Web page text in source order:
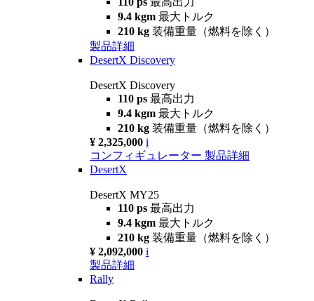
9.4 kgm 最大トルク
210 kg 装備重量（燃料を除く）
製品詳細
DesertX Discovery
DesertX Discovery
110 ps 最高出力
9.4 kgm 最大トルク
210 kg 装備重量（燃料を除く）
¥ 2,325,000 i
コンフィギュレーター 製品詳細
DesertX
DesertX MY25
110 ps 最高出力
9.4 kgm 最大トルク
210 kg 装備重量（燃料を除く）
¥ 2,092,000 i
製品詳細
Rally